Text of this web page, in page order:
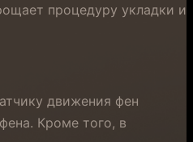
процедуру укладки и
движения фен
Кроме того, в